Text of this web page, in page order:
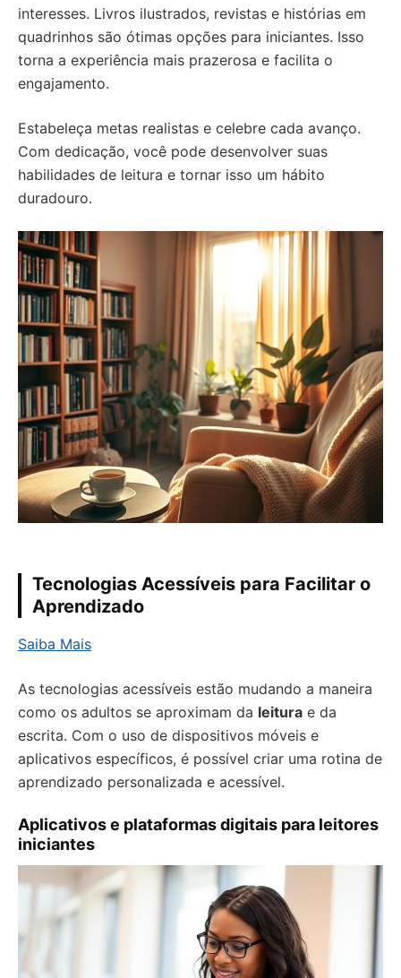
interesses. Livros ilustrados, revistas e histórias em
quadrinhos são ótimas opções para iniciantes. Isso
torna a experiência mais prazerosa e facilita o
engajamento.
Estabeleça metas realistas e celebre cada avanço.
Com dedicação, você pode desenvolver suas
habilidades de leitura e tornar isso um hábito
duradouro.
Tecnologias Acessíveis para Facilitar o
Aprendizado
Saiba Mais
As tecnologias acessíveis estão mudando a maneira
como os adultos se aproximam da leitura e da
escrita. Com o uso de dispositivos móveis e
aplicativos específicos, é possível criar uma rotina de
aprendizado personalizada e acessível.
Aplicativos e plataformas digitais para leitores
iniciantes